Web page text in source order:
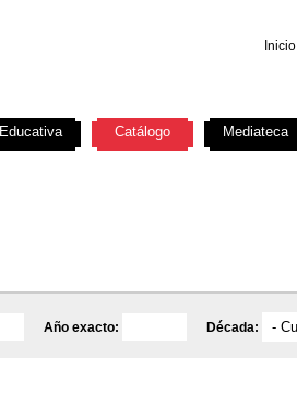
Inicio
Año exacto: Década:
Educativa Catálogo Mediateca